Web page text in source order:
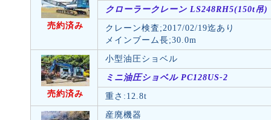
売約済み
クローラークレーン LS248RH5(150t吊)
クレーン検査;2017/02/19迄あり
メインブーム長;30.0m
売約済み
小型油圧ショベル
ミニ油圧ショベル PC128US-2
重さ:12.8t
産廃機器